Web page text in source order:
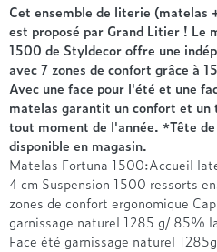
André Renault
Beautyrest Luxury
Epeda
Ergotherm
Grand Litier
Hotel & Lodge
Simmons
Styldecor
Technilat
Tempur
Cet ensemble de literie (matelas
est proposé par Grand Litier ! Le
1500 de Styldecor offre une
avec 7 zones de confort grâce à
Avec une face pour l'été et une
matelas garantit un confort et un
tout moment de l'année. *Tête
disponible en magasin.
Matelas Fortuna 1500:Accueil
4 cm Suspension 1500 ressorts
zones de confort ergonomique
garnissage naturel 1285 g/ 85%
Face été garnissage naturel